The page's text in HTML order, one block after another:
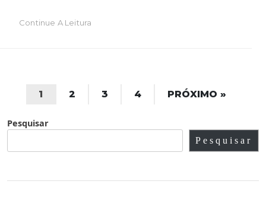
Continue A Leitura
1 2 3 4 PRÓXIMO »
Pesquisar
Pesquisar